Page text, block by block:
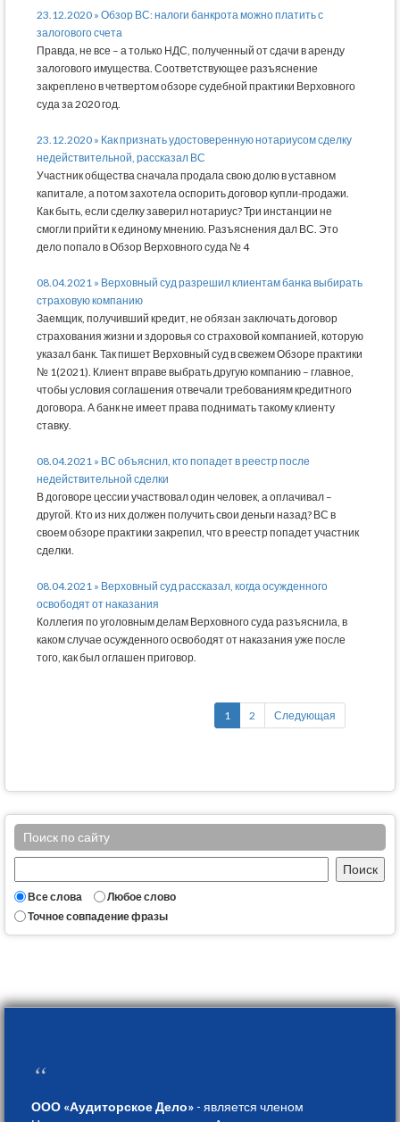
23.12.2020 » Обзор ВС: налоги банкрота можно платить с
залогового счета
Правда, не все – а только НДС, полученный от сдачи в аренду
залогового имущества. Соответствующее разъяснение
закреплено в четвертом обзоре судебной практики Верховного
суда за 2020 год.
23.12.2020 » Как признать удостоверенную нотариусом сделку
недействительной, рассказал ВС
Участник общества сначала продала свою долю в уставном
капитале, а потом захотела оспорить договор купли-продажи.
Как быть, если сделку заверил нотариус? Три инстанции не
смогли прийти к единому мнению. Разъяснения дал ВС. Это
дело попало в Обзор Верховного суда № 4
08.04.2021 » Верховный суд разрешил клиентам банка выбирать
страховую компанию
Заемщик, получивший кредит, не обязан заключать договор
страхования жизни и здоровья со страховой компанией, которую
указал банк. Так пишет Верховный суд в свежем Обзоре практики
№ 1(2021). Клиент вправе выбрать другую компанию – главное,
чтобы условия соглашения отвечали требованиям кредитного
договора. А банк не имеет права поднимать такому клиенту
ставку.
08.04.2021 » ВС объяснил, кто попадет в реестр после
недействительной сделки
В договоре цессии участвовал один человек, а оплачивал –
другой. Кто из них должен получить свои деньги назад? ВС в
своем обзоре практики закрепил, что в реестр попадет участник
сделки.
08.04.2021 » Верховный суд рассказал, когда осужденного
освободят от наказания
Коллегия по уголовным делам Верховного суда разъяснила, в
каком случае осужденного освободят от наказания уже после
того, как был оглашен приговор.
1 2 Следующая
Поиск по сайту
Все слова
Любое слово
Точное совпадение фразы
“
ООО «Аудиторское Дело» - является членом